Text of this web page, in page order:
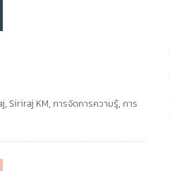
,Siriraj KM,การจัดการความรู้,การ